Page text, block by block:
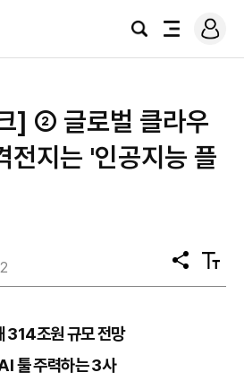
검
전
로
그
] ② 글로벌 클라우
전지는 '인공지능 플
공
유
텍
스
314조원 규모 전망
툴 주력하는 3사